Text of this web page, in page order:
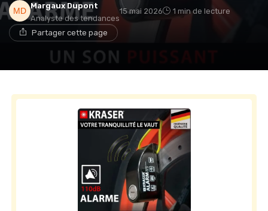
Margaux Dupont
Analyste des tendances
15 mai 2026 1 min de lecture
Partager cette page